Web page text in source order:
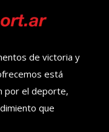
de victoria y
está
por el deporte,
que